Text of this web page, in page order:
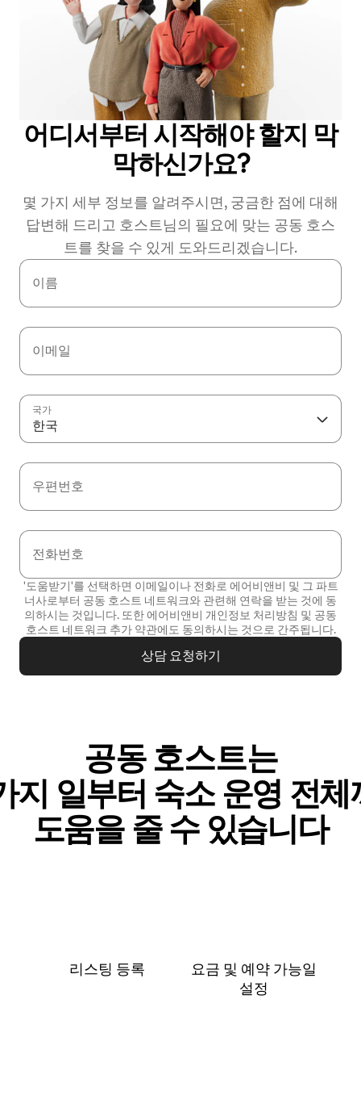
어디서부터 시작해야 할지 막
막하신가요?
몇 가지 세부 정보를 알려주시면, 궁금한 점에 대해
답변해 드리고 호스트님의 필요에 맞는 공동 호스
트를 찾을 수 있게 도와드리겠습니다.
이름
이메일
국가
한국
우편번호
전화번호
'도움받기'를 선택하면 이메일이나 전화로 에어비앤비 및 그 파트
너사로부터 공동 호스트 네트워크와 관련해 연락을 받는 것에 동
의하시는 것입니다. 또한 에어비앤비 개인정보 처리방침 및 공동
호스트 네트워크 추가 약관에도 동의하시는 것으로 간주됩니다.
상담 요청하기
공동 호스트는
지 일⁠부⁠터 숙⁠소 운⁠영 전⁠체⁠
도⁠움⁠을 줄 수 있⁠습⁠니⁠다
리스팅 등록
요금 및 예⁠약 가⁠능⁠일
설⁠정